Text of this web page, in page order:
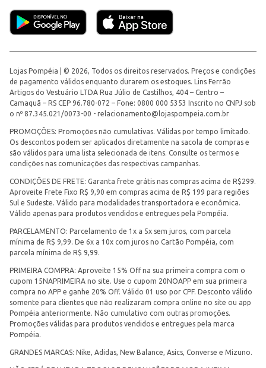
Lojas Pompéia | © 2026, Todos os direitos reservados. Preços e condições
de pagamento válidos enquanto durarem os estoques. Lins Ferrão
Artigos do Vestuário LTDA Rua Júlio de Castilhos, 404 – Centro –
Camaquã – RS CEP 96.780-072 – Fone: 0800 000 5353 Inscrito no CNPJ sob
o nº 87.345.021/0073-00 - relacionamento@lojaspompeia.com.br
PROMOÇÕES: Promoções não cumulativas. Válidas por tempo limitado.
Os descontos podem ser aplicados diretamente na sacola de compras e
são válidos para uma lista selecionada de itens. Consulte os termos e
condições nas comunicações das respectivas campanhas.
CONDIÇÕES DE FRETE: Garanta frete grátis nas compras acima de R$299.
Aproveite Frete Fixo R$ 9,90 em compras acima de R$ 199 para regiões
Sul e Sudeste. Válido para modalidades transportadora e econômica.
Válido apenas para produtos vendidos e entregues pela Pompéia.
PARCELAMENTO: Parcelamento de 1x a 5x sem juros, com parcela
mínima de R$ 9,99. De 6x a 10x com juros no Cartão Pompéia, com
parcela mínima de R$ 9,99.
PRIMEIRA COMPRA: Aproveite 15% Off na sua primeira compra com o
cupom 15NAPRIMEIRA no site. Use o cupom 20NOAPP em sua primeira
compra no APP e ganhe 20% Off. Válido 01 uso por CPF. Desconto válido
somente para clientes que não realizaram compra online no site ou app
Pompéia anteriormente. Não cumulativo com outras promoções.
Promoções válidas para produtos vendidos e entregues pela marca
Pompéia.
GRANDES MARCAS: Nike, Adidas, New Balance, Asics, Converse e Mizuno.